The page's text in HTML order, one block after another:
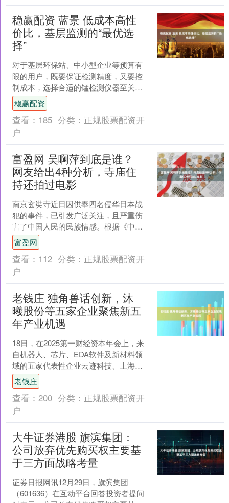
稳赢配资 蓝景 低成本高性
价比，基层监测的“最优选
择”
对于基层环保站、中小型企业等预算有
限的用户，既要保证检测精度，又要控
制成本，选择合适的锰检测仪器至关重
要。水质重金属锰检测仪以“低成本、高
性价比”为核心优势，成....
稳赢配资
查看： 185 分类： 正规股票配资开
户
富盈网 吴啊萍到底是谁？
网友给出4种分析，寺庙住
持还拍过电影
南京玄奘寺近日因供奉四名侵华日本战
犯的事件，已引发广泛关注，且严重伤
害了中国人民的民族情感。根据《中国
青年报》报道，南京发布已经确认，南
京市政府对此事高度重视，....
富盈网
查看： 112 分类： 正规股票配资开
户
老钱庄 独角兽话创新，沐
曦股份等五家企业聚焦新五
年产业机遇
18日，在2025第一财经资本年会上，来
自机器人、芯片、EDA软件及新材料领
域的五家代表性企业云迹科技、上海开
普勒机器人、沐曦股份、合见工软与纳
琳威纳米科技的高....
老钱庄
查看： 200 分类： 正规股票配资开
户
大牛证券港股 旗滨集团：
公司放弃优先购买权主要基
于三方面战略考量
证券日报网讯12月29日，旗滨集团
（601636）在互动平台回答投资者提问